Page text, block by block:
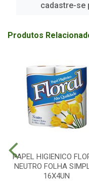
cadastre-se
Produtos
PAPEL HIGIENICO
NEUTRO FOLHA
16X4UN